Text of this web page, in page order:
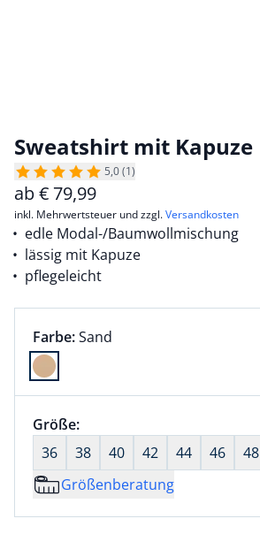
Sweatshirt mit Kapuze
5,0 (1)
ab€ 79,99
inkl. Mehrwertsteuer und zzgl.Versandkosten
edle Modal-/Baumwollmischung
lässig mit Kapuze
pflegeleicht
Farbauswahl:
Farbe:aktuell ausgewählt:
Sand
Farbe Sand ausgewählt
Größenauswahl:
Größe:nichts ausgewählt
36
38 40 42 44 46 48
Größenberatung